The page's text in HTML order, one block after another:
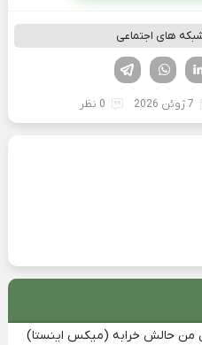
های اجتماعی
لینکدین تویتر
7 ژوئن 2026 0 نظر
من حالش خرابه (میکس اینستا)